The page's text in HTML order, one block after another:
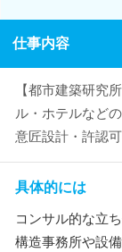
仕事内容
【都市建築研究
ル・ホテルなど
意匠設計・許認
具体的には
コンサル的な立
構造事務所や設